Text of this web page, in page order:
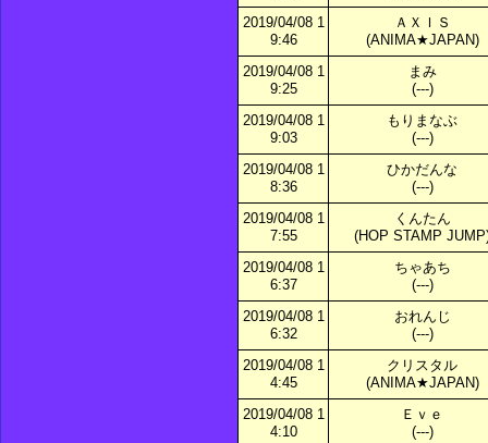
2019/04/08 1
9:46
ＡＸＩＳ
(ANIMA★JAPAN)
2019/04/08 1
9:25
まみ
(---)
2019/04/08 1
9:03
もりまなぶ
(---)
2019/04/08 1
8:36
ひかだんな
(---)
2019/04/08 1
7:55
くんたん
(HOP STAMP
2019/04/08 1
6:37
ちゃあち
(---)
2019/04/08 1
6:32
おれんじ
(---)
2019/04/08 1
4:45
クリスタル
(ANIMA★JAPAN)
2019/04/08 1
4:10
Ｅｖｅ
(---)